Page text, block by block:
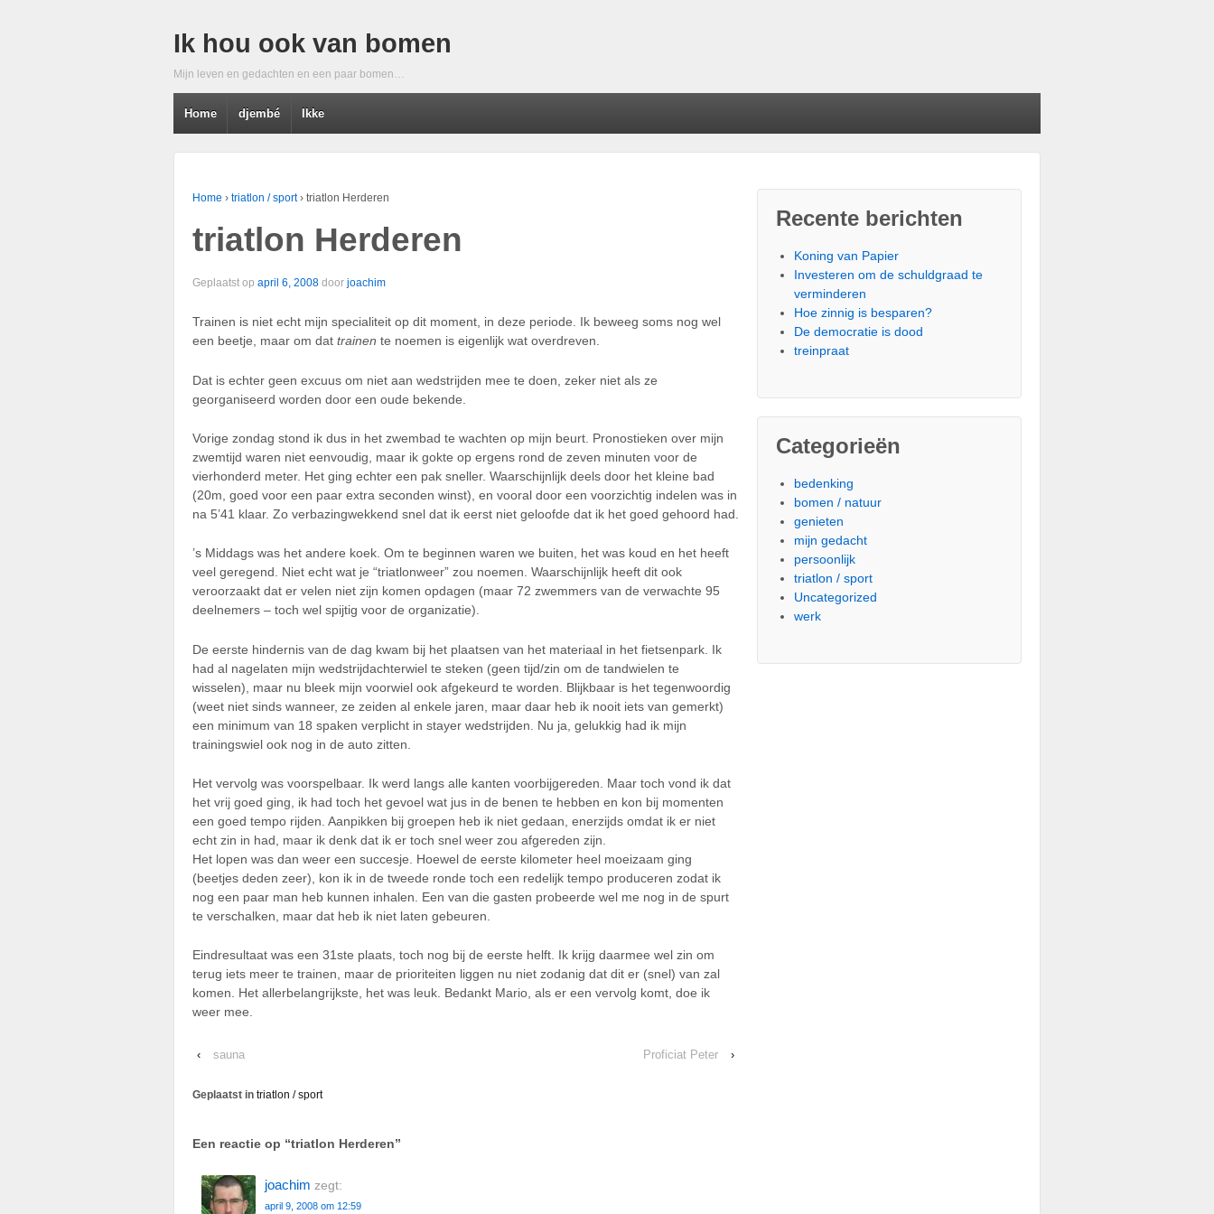
Ik hou ook van bomen
Mijn leven en gedachten en een paar bomen…
Home djembé Ikke
Home › triatlon / sport › triatlon Herderen
triatlon Herderen
Geplaatst op april 6, 2008 door joachim
Trainen is niet echt mijn specialiteit op dit moment, in deze periode. Ik beweeg soms nog wel
een beetje, maar om dat trainen te noemen is eigenlijk wat overdreven.
Dat is echter geen excuus om niet aan wedstrijden mee te doen, zeker niet als ze
georganiseerd worden door een oude bekende.
Vorige zondag stond ik dus in het zwembad te wachten op mijn beurt. Pronostieken over mijn
zwemtijd waren niet eenvoudig, maar ik gokte op ergens rond de zeven minuten voor de
vierhonderd meter. Het ging echter een pak sneller. Waarschijnlijk deels door het kleine bad
(20m, goed voor een paar extra seconden winst), en vooral door een voorzichtig indelen was in
na 5’41 klaar. Zo verbazingwekkend snel dat ik eerst niet geloofde dat ik het goed gehoord had.
’s Middags was het andere koek. Om te beginnen waren we buiten, het was koud en het heeft
veel geregend. Niet echt wat je “triatlonweer” zou noemen. Waarschijnlijk heeft dit ook
veroorzaakt dat er velen niet zijn komen opdagen (maar 72 zwemmers van de verwachte 95
deelnemers – toch wel spijtig voor de organizatie).
De eerste hindernis van de dag kwam bij het plaatsen van het materiaal in het fietsenpark. Ik
had al nagelaten mijn wedstrijdachterwiel te steken (geen tijd/zin om de tandwielen te
wisselen), maar nu bleek mijn voorwiel ook afgekeurd te worden. Blijkbaar is het tegenwoordig
(weet niet sinds wanneer, ze zeiden al enkele jaren, maar daar heb ik nooit iets van gemerkt)
een minimum van 18 spaken verplicht in stayer wedstrijden. Nu ja, gelukkig had ik mijn
trainingswiel ook nog in de auto zitten.
Het vervolg was voorspelbaar. Ik werd langs alle kanten voorbijgereden. Maar toch vond ik dat
het vrij goed ging, ik had toch het gevoel wat jus in de benen te hebben en kon bij momenten
een goed tempo rijden. Aanpikken bij groepen heb ik niet gedaan, enerzijds omdat ik er niet
echt zin in had, maar ik denk dat ik er toch snel weer zou afgereden zijn.
Het lopen was dan weer een succesje. Hoewel de eerste kilometer heel moeizaam ging
(beetjes deden zeer), kon ik in de tweede ronde toch een redelijk tempo produceren zodat ik
nog een paar man heb kunnen inhalen. Een van die gasten probeerde wel me nog in de spurt
te verschalken, maar dat heb ik niet laten gebeuren.
Eindresultaat was een 31ste plaats, toch nog bij de eerste helft. Ik krijg daarmee wel zin om
terug iets meer te trainen, maar de prioriteiten liggen nu niet zodanig dat dit er (snel) van zal
komen. Het allerbelangrijkste, het was leuk. Bedankt Mario, als er een vervolg komt, doe ik
weer mee.
‹ sauna Proficiat Peter ›
Geplaatst in triatlon / sport
Een reactie op “triatlon Herderen”
joachim zegt:
april 9, 2008 om 12:59
Recente berichten
Koning van Papier
Investeren om de schuldgraad te
verminderen
Hoe zinnig is besparen?
De democratie is dood
treinpraat
Categorieën
bedenking
bomen / natuur
genieten
mijn gedacht
persoonlijk
triatlon / sport
Uncategorized
werk